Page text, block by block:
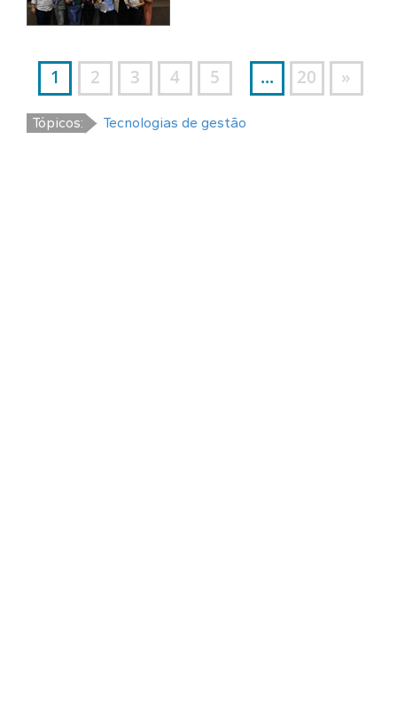
1 2 3 4 5 ... 20 »
Tópicos: Tecnologias de gestão